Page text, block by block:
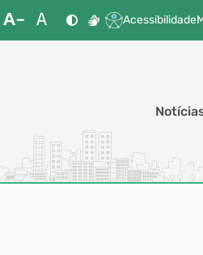
Acessibilidade